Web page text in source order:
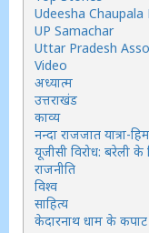
Udeesha Chaupala
UP Samachar
Uttar Pradesh
Video
अध्यात्म
उत्तराखंड
काव्य
नन्दा राजजात यात्रा-
यूजीसी विरोध: बरेली के
राजनीति
विश्व
साहित्य
केदारनाथ धाम के